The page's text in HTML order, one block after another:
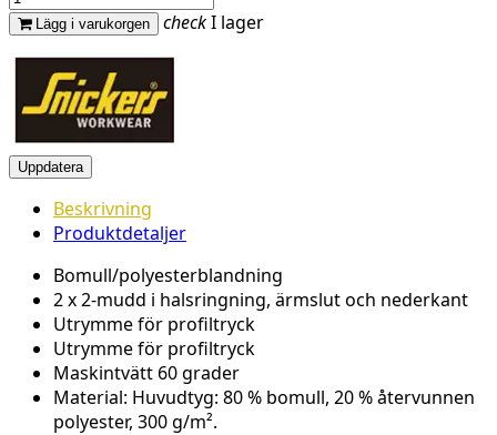
Lägg i varukorgen checkI lager
Beskrivning
Produktdetaljer
Bomull/polyesterblandning
2 x 2-mudd i halsringning, ärmslutoch nederkant
Utrymmeför profiltryck
Utrymmeför profiltryck
Maskintvätt 60 grader
Material: Huvudtyg: 80 % bomull, 20 % återvunnen
polyester, 300 g/m².